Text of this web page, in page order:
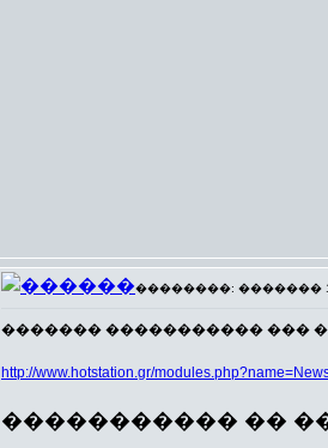
��������: ������� 17
������� ����������� ���
http://www.hotstation.gr/
����������� ��